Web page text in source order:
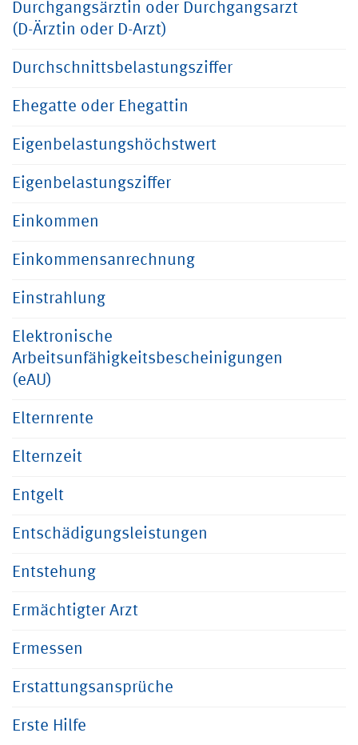
Durchgangsärztin oder Durchgangsarzt
(D-Ärztin oder D-Arzt)
Durchschnittsbelastungsziffer
Ehegatte oder Ehegattin
Eigenbelastungshöchstwert
Eigenbelastungsziffer
Einkommen
Einkommensanrechnung
Einstrahlung
Elektronische
Arbeitsunfähigkeitsbescheinigungen
(eAU)
Elternrente
Elternzeit
Entgelt
Entschädigungsleistungen
Entstehung
Ermächtigter Arzt
Ermessen
Erstattungsansprüche
Erste Hilfe